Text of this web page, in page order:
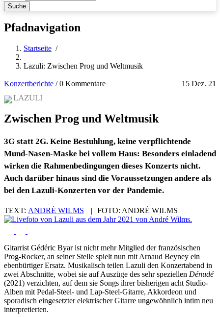
Pfadnavigation
Startseite /
Lazuli: Zwischen Prog und Weltmusik
Konzertberichte 15 Dez. 21
/0 Kommentare
LAZULI
Zwischen Prog und Weltmusik
3G statt 2G. Keine Bestuhlung, keine verpflichtende
Mund-Nasen-Maske bei vollem Haus: Besonders einladend
wirken die Rahmenbedingungen dieses Konzerts nicht.
Auch darüber hinaus sind die Voraussetzungen andere als
bei den Lazuli-Konzerten vor der Pandemie.
TEXT: ANDRÉ WILMS | FOTO: ANDRÉ WILMS
Gitarrist Gédéric Byar ist nicht mehr Mitglied der französischen
Prog-Rocker, an seiner Stelle spielt nun mit Arnaud Beyney ein
ebenbürtiger Ersatz. Musikalisch teilen Lazuli den Konzertabend in
zwei Abschnitte, wobei sie auf Auszüge des sehr speziellen Dénudé
(2021) verzichten, auf dem sie Songs ihrer bisherigen acht Studio-
Alben mit Pedal-Steel- und Lap-Steel-Gitarre, Akkordeon und
sporadisch eingesetzter elektrischer Gitarre ungewöhnlich intim neu
interpretierten.